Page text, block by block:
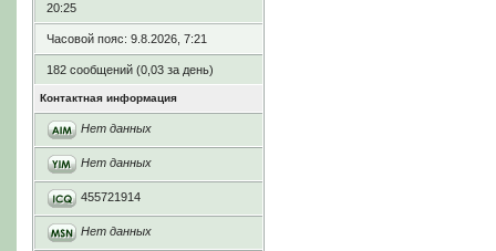
20:25
Часовой пояс: 9.8.2026, 7:21
182 сообщений (0,03 за день)
Контактная информация
Нет данных
Нет данных
455721914
Нет данных